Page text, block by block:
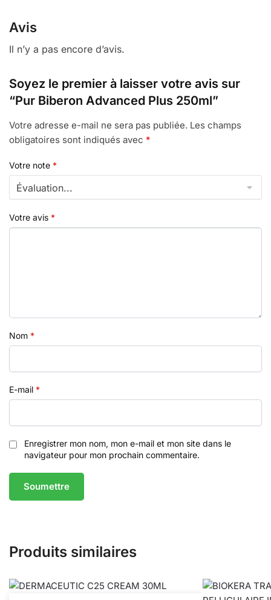
Avis
Il n’y a pas encore d’avis.
Soyez le premier à laisser votre avis sur
“Pur Biberon Advanced Plus 250ml”
Votre adresse e-mail ne sera pas publiée. Les champs
obligatoires sont indiqués avec *
Votre note *
Votre avis *
Nom *
E-mail *
Enregistrer mon nom, mon e-mail et mon site dans le
navigateur pour mon prochain commentaire.
Produits similaires